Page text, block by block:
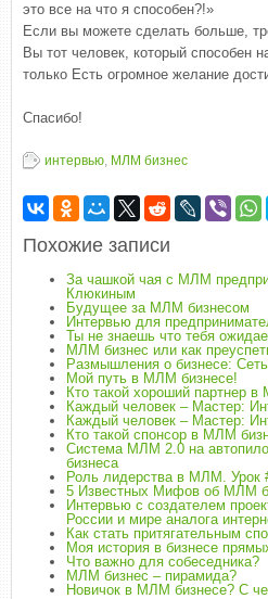
это все на что я способен?!»
Если вы можете сделать больше,
Вы тот человек, который способен
только Есть огромное желание
Спасибо!
интервью, МЛМ бизнес
Похожие записи
За чашкой чая с МЛМ
Клюкиным
Будущее за МЛМ бизнесом
Интервью для
Ты не знаешь что тебя
МЛМ бизнес или как
Размышления о бизнесе:
Мой путь в МЛМ бизнесе!
Кто такой хороший партнер
Каждый человек – Мастер:
Каждый человек – Мастер:
Кто такой спонсор в МЛМ
Система МЛМ 2.0 на
бизнеса
Роль лидерства в МЛМ. Урок
5 Известных Мифов об МЛМ
Интервью с создателем
России и мире аналога
Как стать притягательным
Моя история в бизнесе
Что важно для собеседника?
МЛМ бизнес – пирамида?
Новичок в МЛМ бизнесе? С